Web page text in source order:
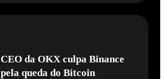
CEO da OKX culpa Binance
pela queda do Bitcoin